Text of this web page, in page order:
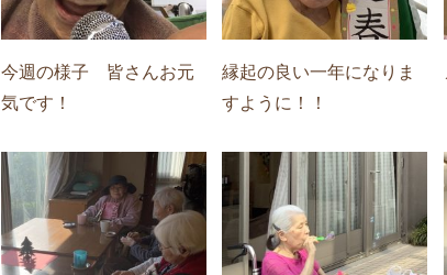
今週の様子 皆さんお元
気です！
縁起の良い一年になりま
すように！！